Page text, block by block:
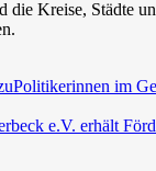
die Kreise, Städte
im
e.V. erhält